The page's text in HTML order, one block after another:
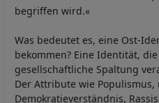
begriffen wird.«
Was bedeutet es, eine Ost-
bekommen? Eine Identität,
gesellschaftliche Spaltung
Der Attribute wie Populismus,
Demokratieverständnis,